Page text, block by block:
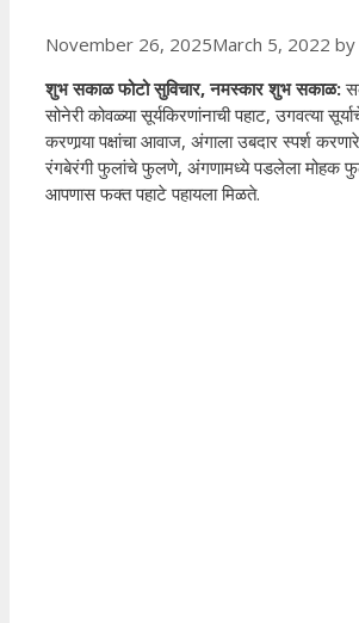
November 26, 2025March 5, 2022 by
शुभ सकाळ फोटो सुविचार, नमस्कार शुभ सकाळ:
सोनेरी कोवळ्या सूर्यकिरणांनाची पहाट, उगवत्या
करणार्‍या पक्षांचा आवाज, अंगाला उबदार स्पर्श
रंगबेरंगी फुलांचे फुलणे, अंगणामध्ये पडलेला मोहक
आपणास फक्त पहाटे पहायला मिळते.